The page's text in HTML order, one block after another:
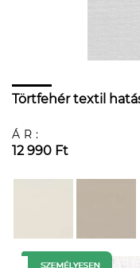
Törtfehér textil
ÁR:
12 990 Ft